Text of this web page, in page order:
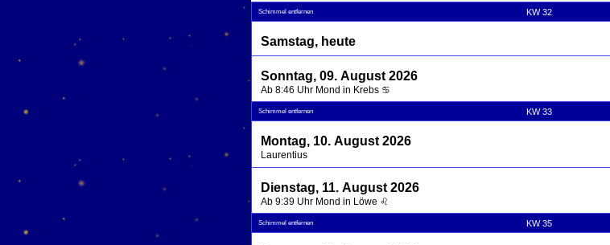
Schimmel entfernen KW 32
Samstag, heute
Sonntag, 09. August 2026
Ab 8:46 Uhr Mond in Krebs ♋
Schimmel entfernen KW 33
Montag, 10. August 2026
Laurentius
Dienstag, 11. August 2026
Ab 9:39 Uhr Mond in Löwe ♌
Schimmel entfernen KW 35